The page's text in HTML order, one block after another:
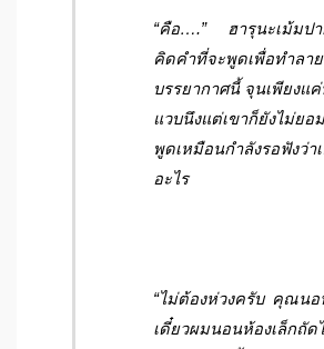
“คือ….” ฮารุนะเม้มปา
คิดคำที่จะพูดเพื่อทำลาย
บรรยากาศนี้ จุนเพียงแ
แวบนึงแต่เขาก็ยังไม่ยอ
พูดเหมือนกำลังรอฟังว่า
อะไร
“ไม่ต้องห่วงครับ คุณน
เดี๋ยวผมนอนห้องเล็กถัด